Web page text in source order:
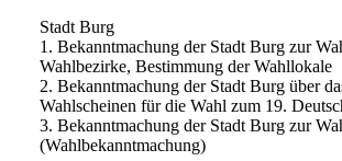
Stadt Burg
1. Bekanntmachung der Stadt Burg zur
Wahlbezirke, Bestimmung der Wahllokale
2. Bekanntmachung der Stadt Burg über
Wahlscheinen für die Wahl zum 19.
3. Bekanntmachung der Stadt Burg zur
(Wahlbekanntmachung)